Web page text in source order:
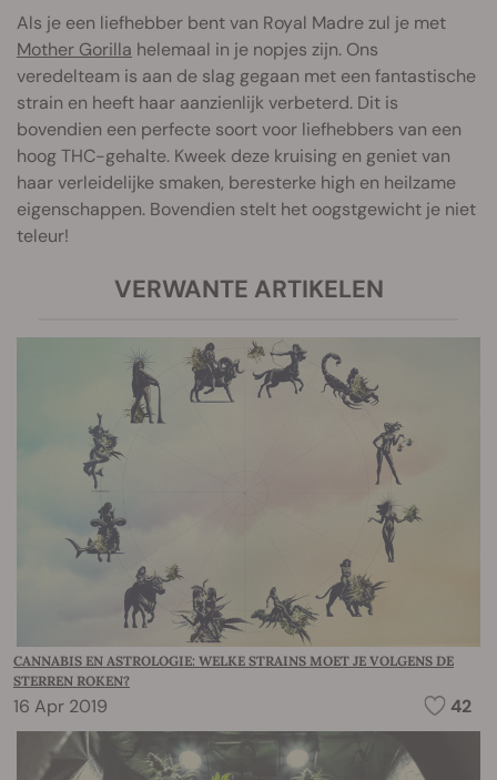
Als je een liefhebber bent van Royal Madre zul je met
Mother Gorilla helemaal in je nopjes zijn. Ons
veredelteam is aan de slag gegaan met een fantastische
strain en heeft haar aanzienlijk verbeterd. Dit is
bovendien een perfecte soort voor liefhebbers van een
hoog THC-gehalte. Kweek deze kruising en geniet van
haar verleidelijke smaken, beresterke high en heilzame
eigenschappen. Bovendien stelt het oogstgewicht je niet
teleur!
VERWANTE ARTIKELEN
CANNABIS EN ASTROLOGIE: WELKE STRAINS MOET JE VOLGENS DE
STERREN ROKEN?
16 Apr 2019 42